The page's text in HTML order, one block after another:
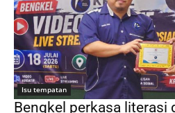
Isu tempatan
Bengkel perkasa literasi